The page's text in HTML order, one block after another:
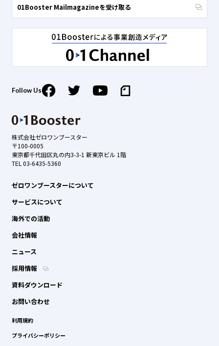
株式会社ゼロワンブースター
〒100-0005
東京都千代田区丸の内3-3-1 新東京ビル 1階
TEL 03-6435-5360
ゼロワンブースターについて
サービスについて
海外での活動
会社情報
ニュース
採用情報
資料ダウンロード
お問い合わせ
利用規約
プライバシーポリシー
01Booster Mailmagazineを受け取る
Follow Us